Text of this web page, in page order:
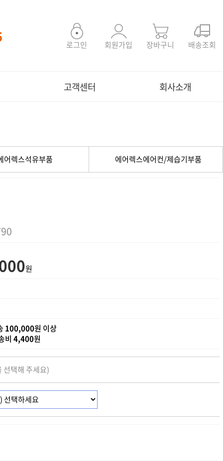
로그인 회원가입 장바구니 배송조회
고객센터 회사소개
어렉스석유부품 에어렉스에어컨/제습기부품
원
100,000원 이상
비 4,400원
선택해 주세요)